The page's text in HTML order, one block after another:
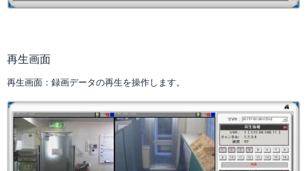
再生画面
再生画面：録画データの再生を操作します。